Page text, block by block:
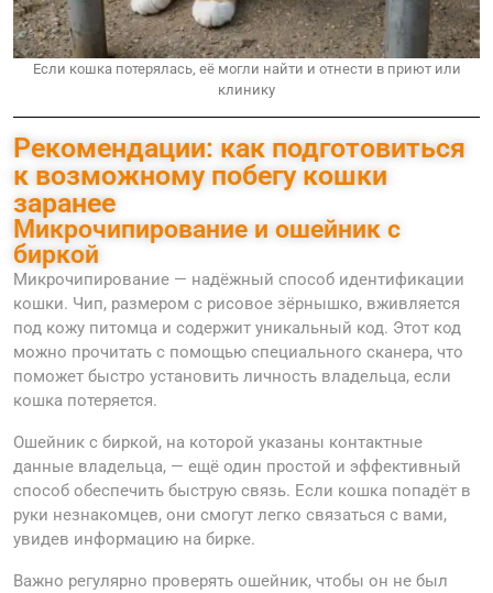
Если кошка потерялась, её могли найти и отнести в приют или
клинику
Рекомендации: как подготовиться
к возможному побегу кошки
заранее
Микрочипирование и ошейник с
биркой
Микрочипирование — надёжный способ идентификации
кошки. Чип, размером с рисовое зёрнышко, вживляется
под кожу питомца и содержит уникальный код. Этот код
можно прочитать с помощью специального сканера, что
поможет быстро установить личность владельца, если
кошка потеряется.
Ошейник с биркой, на которой указаны контактные
данные владельца, — ещё один простой и эффективный
способ обеспечить быструю связь. Если кошка попадёт в
руки незнакомцев, они смогут легко связаться с вами,
увидев информацию на бирке.
Важно регулярно проверять ошейник, чтобы он не был